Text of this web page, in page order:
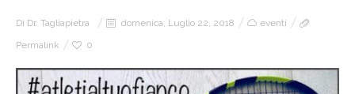
Di Dr. Tagliapietra domenica, Luglio 22, 2018
eventi
Permalink
0